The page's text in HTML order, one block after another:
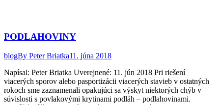
PODLAHOVINY
blogBy Peter Briatka11. júna 2018
Napísal: Peter Briatka Uverejnené: 11. jún 2018 Pri riešení
viacerých sporov alebo pasportizácii viacerých stavieb v ostatných
rokoch sme zaznamenali opakujúci sa výskyt niektorých chýb v
súvislosti s povlakovými krytinami podláh – podlahovinami.